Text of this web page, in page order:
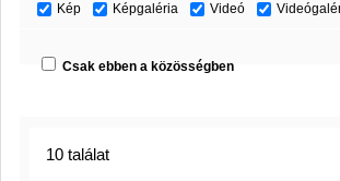
Kép Képgaléria Videó
Csak ebben a közösségben
10 találat